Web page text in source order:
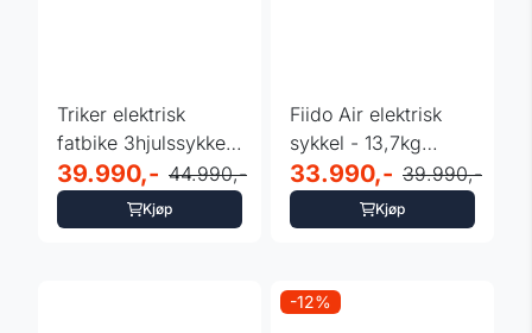
Triker elektrisk
fatbike 3hjulssykkel
- 85NM -
Differensial
39.990,- 44.990,-
Kjøp
Fiido Air elektrisk
sykkel - 13,7kg
Ultralett Karbon
fiber
33.990,- 39.990,-
Kjøp
-12%